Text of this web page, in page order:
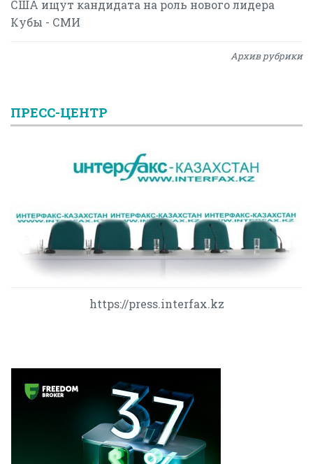
США ищут кандидата на роль нового лидера
Кубы - СМИ
Архив рубрики
ПРЕСС-ЦЕНТР
https://press.interfax.kz